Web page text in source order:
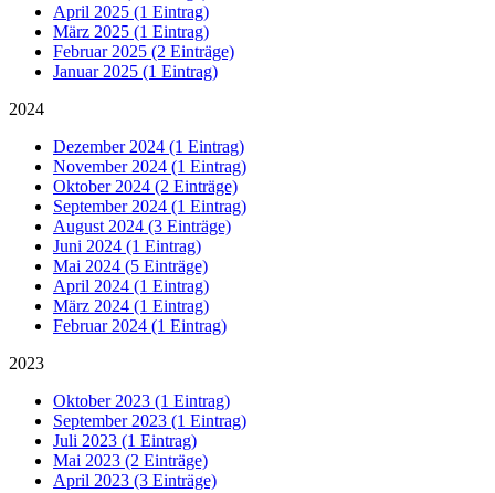
April 2025 (1 Eintrag)
März 2025 (1 Eintrag)
Februar 2025 (2 Einträge)
Januar 2025 (1 Eintrag)
2024
Dezember 2024 (1 Eintrag)
November 2024 (1 Eintrag)
Oktober 2024 (2 Einträge)
September 2024 (1 Eintrag)
August 2024 (3 Einträge)
Juni 2024 (1 Eintrag)
Mai 2024 (5 Einträge)
April 2024 (1 Eintrag)
März 2024 (1 Eintrag)
Februar 2024 (1 Eintrag)
2023
Oktober 2023 (1 Eintrag)
September 2023 (1 Eintrag)
Juli 2023 (1 Eintrag)
Mai 2023 (2 Einträge)
April 2023 (3 Einträge)